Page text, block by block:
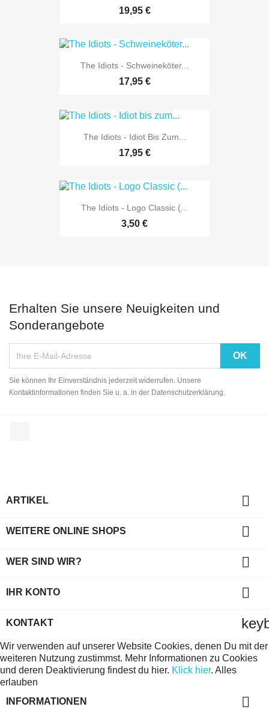
19,95 €
The Idiots - Schweineköter...
17,95 €
The Idiots - Idiot Bis Zum...
17,95 €
The Idiots - Logo Classic (...
3,50 €
Erhalten Sie unsere Neuigkeiten und
Sonderangebote
Sie können Ihr Einverständnis jederzeit widerrufen. Unsere
Kontaktinformationen finden Sie u. a. in der Datenschutzerklärung.
ARTIKEL 
WEITERE ONLINE SHOPS 
WER SIND WIR? 
IHR KONTO 
KONTAKT
Wir verwenden auf unserer Website Cookies, denen Du mit der
weiteren Nutzung zustimmst. Mehr Informationen zu Cookies
und deren Deaktivierung findest du hier. Klick hier. Alles
erlauben
INFORMATIONEN
